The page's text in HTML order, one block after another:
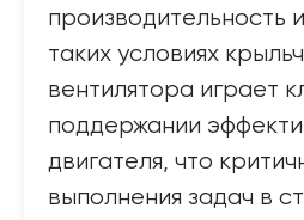
производительность
таких условиях
вентилятора играет
поддержании
двигателя, что
выполнения задач в